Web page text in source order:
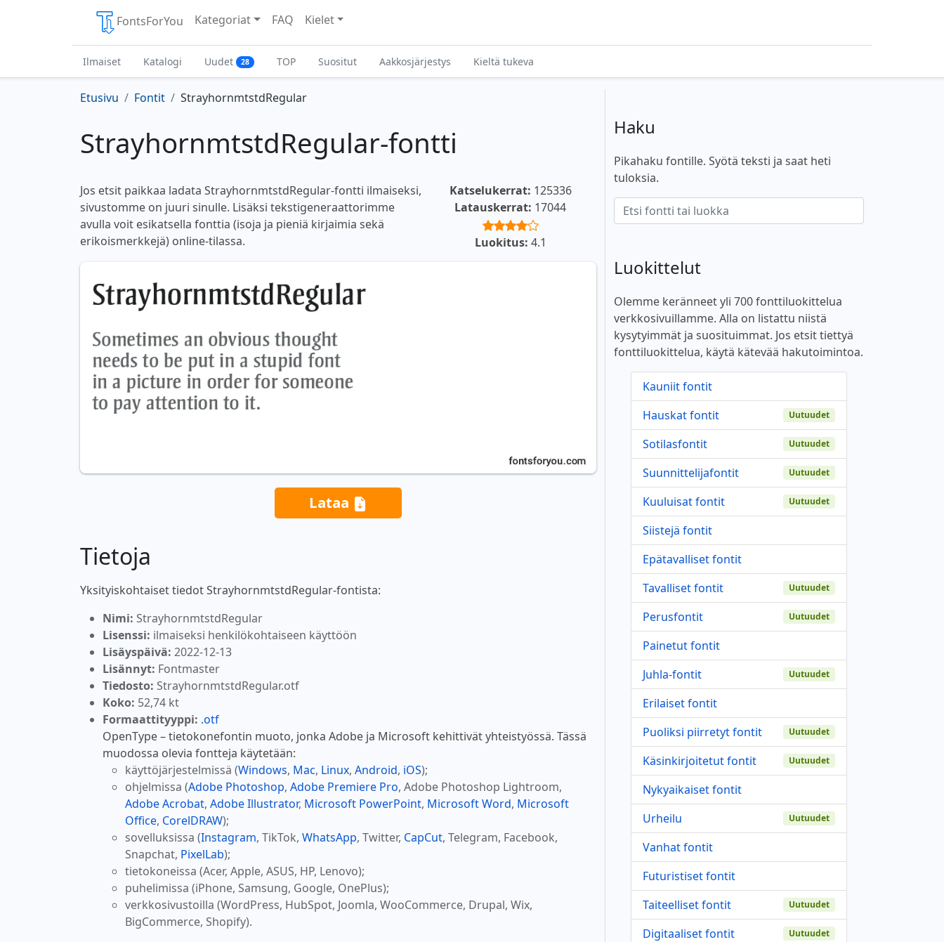
FontsForYou Kategoriat FAQ Kielet
Ilmaiset Katalogi Uudet 28 TOP Suositut Aakkosjärjestys Kieltä tukeva
Etusivu Fontit StrayhornmtstdRegular
StrayhornmtstdRegular-fontti
Jos etsit paikkaa ladata StrayhornmtstdRegular-fontti ilmaiseksi,
sivustomme on juuri sinulle. Lisäksi tekstigeneraattorimme
avulla voit esikatsella fonttia (isoja ja pieniä kirjaimia sekä
erikoismerkkejä) online-tilassa.
Katselukerrat: 125336
Latauskerrat: 17044
Luokitus: 4.1
Lataa
Tietoja
Yksityiskohtaiset tiedot StrayhornmtstdRegular-fontista:
Nimi: StrayhornmtstdRegular
Lisenssi: ilmaiseksi henkilökohtaiseen käyttöön
Lisäyspäivä: 2022-12-13
Lisännyt: Fontmaster
Tiedosto: StrayhornmtstdRegular.otf
Koko: 52,74 kt
Formaattityyppi: .otf
OpenType – tietokonefontin muoto, jonka Adobe ja Microsoft kehittivät yhteistyössä. Tässä
muodossa olevia fontteja käytetään:
käyttöjärjestelmissä (Windows, Mac, Linux, Android, iOS);
ohjelmissa (Adobe Photoshop, Adobe Premiere Pro, Adobe Photoshop Lightroom,
Adobe Acrobat, Adobe Illustrator, Microsoft PowerPoint, Microsoft Word, Microsoft
Office, CorelDRAW);
sovelluksissa (Instagram, TikTok, WhatsApp, Twitter, CapCut, Telegram, Facebook,
Snapchat, PixelLab);
tietokoneissa (Acer, Apple, ASUS, HP, Lenovo);
puhelimissa (iPhone, Samsung, Google, OnePlus);
verkkosivustoilla (WordPress, HubSpot, Joomla, WooCommerce, Drupal, Wix,
BigCommerce, Shopify).
Haku
Pikahaku fontille. Syötä teksti ja saat heti
tuloksia.
Luokittelut
Olemme keränneet yli 700 fonttiluokittelua
verkkosivuillamme. Alla on listattu niistä
kysytyimmät ja suosituimmat. Jos etsit tiettyä
fonttiluokittelua, käytä kätevää hakutoimintoa.
Kauniit fontit
Hauskat fontit
Uutuudet
Sotilasfontit Uutuudet
Suunnittelijafontit Uutuudet
Kuuluisat fontit Uutuudet
Siistejä fontit
Epätavalliset fontit
Tavalliset fontit
Uutuudet
Perusfontit Uutuudet
Painetut fontit
Juhla-fontit
Uutuudet
Erilaiset fontit
Puoliksi piirretyt fontit
Uutuudet
Käsinkirjoitetut fontit Uutuudet
Nykyaikaiset fontit
Urheilu
Uutuudet
Vanhat fontit
Futuristiset fontit
Taiteelliset fontit
Uutuudet
Digitaaliset fontit Uutuudet